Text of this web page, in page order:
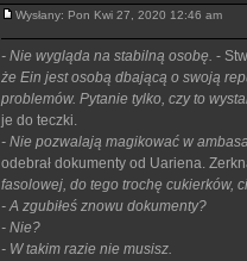
Wysłany: Pon Kwi 27, 2020 12:46 am
- Nie wygląda na stabilną osobę. -
że Ein jest osobą dbającą o swoją
problemów. Pytanie tylko, czy to
je do teczki.
- Nie pozwalają magikować w
odebrał dokumenty od Uariena.
fasolowej, do tego trochę cukierków,
- A zgubiłeś znowu dokumenty?
- Nie?
- W takim razie nie musisz.